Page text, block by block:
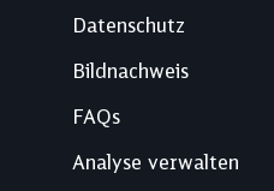
Datenschutz
Bildnachweis
FAQs
Analyse verwalten